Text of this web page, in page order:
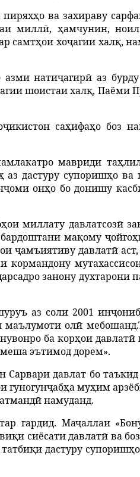
пиряхҳо ва захираву
миллӣ, ҳамчунин, ноил
самтҳои хоҷагии халқ,
азми натиҷагирӣ аз бурду
шоистаи халқ, Паёми
ҷикистон саҳифаҳо боз
мавриди таҳ
аз дастуру супоришҳо ва
ҷоми онҳо бо донишу
ҳои миллату давлатсозӣ
бардоштани мақому ҷойгоҳ
ои ҷамъиятиву давлатӣ аст,
кормандону
занону духтарони
руъ аз соли 2001 инҷониб
маълумоти олӣ мебошанд.
ба корҳои давлатӣ
эътимоддорем».
Сарвари давлат бо
гуногунҷабҳамуҳим арзёб
ӣнамуданд.
тар гардид. Маҷаллаи
қи сиёсати давлатӣ ва
татбиқи дастуру супоришҳ